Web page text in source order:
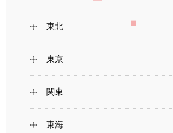
東北
東京
関東
東海